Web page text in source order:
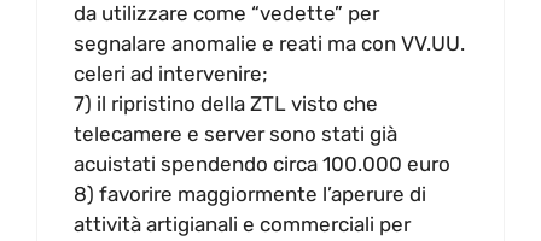
da utilizzare come “vedette” per
segnalare anomalie e reati ma con VV.UU.
celeri ad intervenire;
7) il ripristino della ZTL visto che
telecamere e server sono stati già
acuistati spendendo circa 100.000 euro
8) favorire maggiormente l’aperure di
attività artigianali e commerciali per